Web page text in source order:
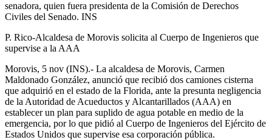
senadora, quien fuera presidenta de la Comisión de Derechos
Civiles del Senado. INS
P. Rico-Alcaldesa de Morovis solicita al Cuerpo de Ingenieros que
supervise a la AAA
Morovis, 5 nov (INS).- La alcaldesa de Morovis, Carmen
Maldonado González, anunció que recibió dos camiones cisterna
que adquirió en el estado de la Florida, ante la presunta negligencia
de la Autoridad de Acueductos y Alcantarillados (AAA) en
establecer un plan para suplido de agua potable en medio de la
emergencia, por lo que pidió al Cuerpo de Ingenieros del Ejército de
Estados Unidos que supervise esa corporación pública.